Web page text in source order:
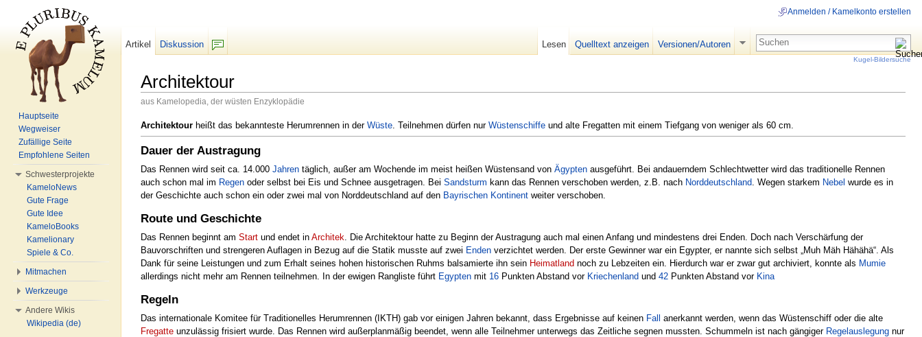
Architektour
aus Kamelopedia, der wüsten Enzyklopädie
Architektour heißt das bekannteste Herumrennen in der Wüste . Teilnehmen dürfen nur Wüstenschiffe und alte Fregatten mit einem Tiefgang von weniger als 60 cm.
Dauer der Austragung
Das Rennen wird seit ca. 14.000 Jahren täglich, außer am Wochende im meist heißen Wüstensand von Ägypten ausgeführt. Bei andauerndem Schlechtwetter wird das traditionelle Rennen
auch schon mal im Regen oder selbst bei Eis und Schnee ausgetragen. Bei Sandsturm kann das Rennen verschoben werden, z.B. nach Norddeutschland . Wegen starkem Nebel wurde es in
der Geschichte auch schon ein oder zwei mal von Norddeutschland auf den Bayrischen Kontinent weiter verschoben.
Route und Geschichte
Das Rennen beginnt am Start und endet in Architek . Die Architektour hatte zu Beginn der Austragung auch mal einen Anfang und mindestens drei Enden. Doch nach Verschärfung der
Bauvorschriften und strengeren Auflagen in Bezug auf die Statik musste auf zwei Enden verzichtet werden. Der erste Gewinner war ein Egypter, er nannte sich selbst „Muh Mäh Hähähä“. Als
Dank für seine Leistungen und zum Erhalt seines hohen historischen Ruhms balsamierte ihn sein Heimatland noch zu Lebzeiten ein. Hierdurch war er zwar gut archiviert, konnte als Mumie
allerdings nicht mehr am Rennen teilnehmen. In der ewigen Rangliste führt Egypten mit 16 Punkten Abstand vor Kriechenland und 42 Punkten Abstand vor Kina
Regeln
Das internationale Komitee für Traditionelles Herumrennen (IKTH) gab vor einigen Jahren bekannt, dass Ergebnisse auf keinen Fall anerkannt werden, wenn das Wüstenschiff oder die alte
Fregatte unzulässig frisiert wurde. Das Rennen wird außerplanmäßig beendet, wenn alle Teilnehmer unterwegs das Zeitliche segnen mussten. Schummeln ist nach gängiger Regelauslegung nur
Anmelden / Kamelkonto erstellen
Artikel
Diskussion
Lesen Quelltext anzeigen Versionen/Autoren
Kugel-Bildersuche
Hauptseite
Wegweiser
Zufällige Seite
Empfohlene Seiten
Schwesterprojekte
KameloNews
Gute Frage
Gute Idee
KameloBooks
Kamelionary
Spiele & Co.
Mitmachen
Werkzeuge
Andere Wikis
Wikipedia (de)